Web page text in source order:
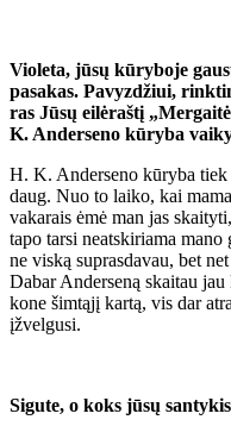
Violeta, jūsų kūryboje
pasakas. Pavyzdžiui,
ras Jūsų eilėraštį
K. Anderseno kūryba
H. K. Anderseno kūryba
daug. Nuo to laiko, kai
vakarais ėmė man jas
tapo tarsi neatskiriama
ne viską suprasdavau, bet
Dabar Anderseną skaitau
kone šimtąjį kartą, vis dar
įžvelgusi.
Sigute, o koks jūsų